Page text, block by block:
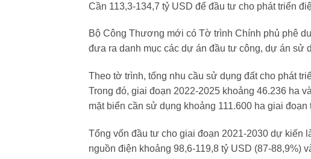
Cần 113,3-134,7 tỷ USD để đầu tư cho phát triển
Bộ Công Thương mới có Tờ trình Chính phủ phê
đưa ra danh mục các dự án đầu tư công, dự án sử
Theo tờ trình, tổng nhu cầu sử dụng đất cho phát
Trong đó, giai đoạn 2022-2025 khoảng 46.236 ha
mặt biển cần sử dụng khoảng 111.600 ha giai đoạn
Tổng vốn đầu tư cho giai đoạn 2021-2030 dự kiến
nguồn điện khoảng 98,6-119,8 tỷ USD (87-88,9%)